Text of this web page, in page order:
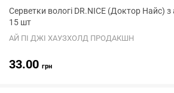
Серветки вологі DR.NICE (Доктор Найс)
15 шт
АЙ ПІ ДЖІ ХАУЗХОЛД ПРОДАКШН
33.00 грн